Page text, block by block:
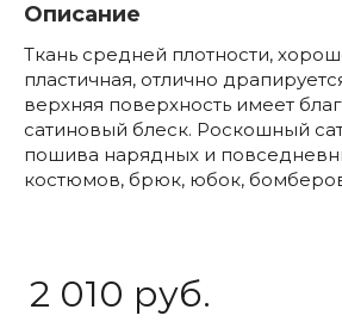
Описание
Ткань средней плотности,
пластичная, отлично
верхняя поверхность имеет
сатиновый блеск. Роскошный
пошива нарядных и
костюмов, брюк, юбок,
2 010 руб.